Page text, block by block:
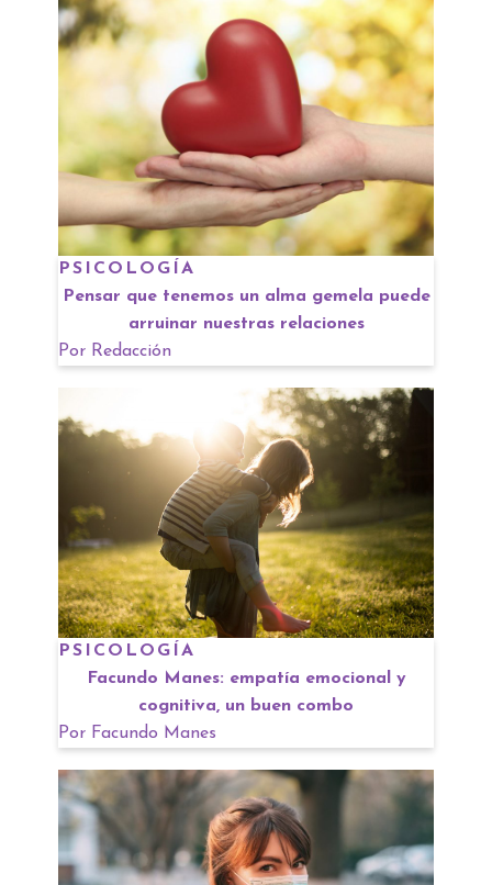
PSICOLOGÍA
Pensar que tenemos un alma gemela puede
arruinar nuestras relaciones
Por Redacción
PSICOLOGÍA
Facundo Manes: empatía emocional y
cognitiva, un buen combo
Por Facundo Manes